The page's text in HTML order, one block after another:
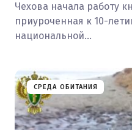
Чехова начала работу
приуроченная к 10-
национальной…
СРЕДА ОБИТАНИЯ